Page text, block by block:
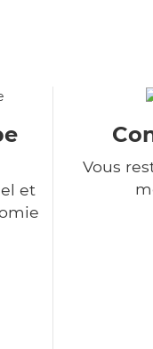
et
Vous